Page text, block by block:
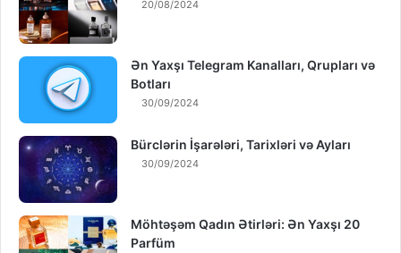
20/08/2024
Ən Yaxşı Telegram Kanalları, Qrupları və
Botları
30/09/2024
Bürclərin İşarələri, Tarixləri və Ayları
30/09/2024
Möhtəşəm Qadın Ətirləri: Ən Yaxşı 20
Parfüm